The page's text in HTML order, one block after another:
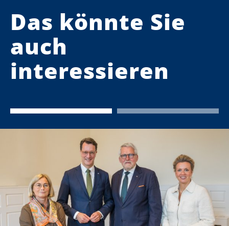
Das könnte Sie
auch
interessieren